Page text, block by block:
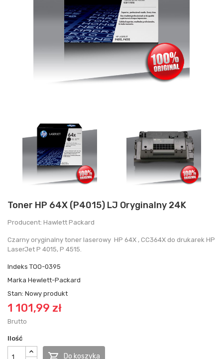
Toner HP 64X (P4015) LJ Oryginalny 24K
Producent: Hawlett Packard
Czarny oryginalny toner laserowy HP 64X , CC364X do drukarek HP
LaserJet P 4015, P 4515.
Indeks TOO-0395
Marka Hewlett-Packard
Stan: Nowy produkt
1 101,99 zł
Brutto
Ilość
Do koszyka